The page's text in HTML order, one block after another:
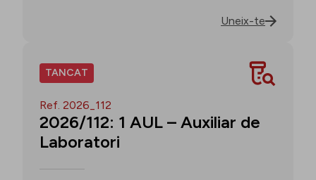
Uneix-te
TANCAT
Ref. 2026_112
2026/112: 1 AUL – Auxiliar de
Laboratori